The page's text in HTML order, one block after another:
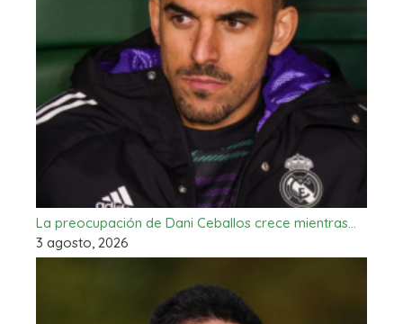
La preocupación de Dani Ceballos crece mientras…
3 agosto, 2026